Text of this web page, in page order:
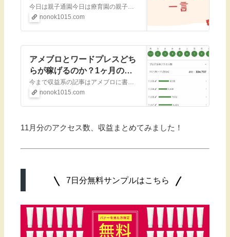
今日は親子通園今日は療育園の親子通園に行ってきました。昨日キャンプから帰ってきたばかりで正直しんどかったです…。月に4回ノルマがあるので療育園に子供を通わせているママさんでフルタイム正社員のかたとか存在するのかなあ？と疑問に思う。療育園に着
nonok1015.com
アメブロとワードプレスどち
らが稼げるのか？1ヶ月のア
クセスと収益
今まで収益系の記事はアメブロに書いていましたが、なんとなく見たくない人も多い気がしたので、こちらで書くことにしました。ワードプレスでサイトを立ち上げて約2ヶ月アメブロのサブブログとしてこのブログを立ち上げてから約2ヶ月（10/7開設）が経ち
nonok1015.com
11月分のアクセス数、収益まとめてみました！
7日分無料サンプルはこちら